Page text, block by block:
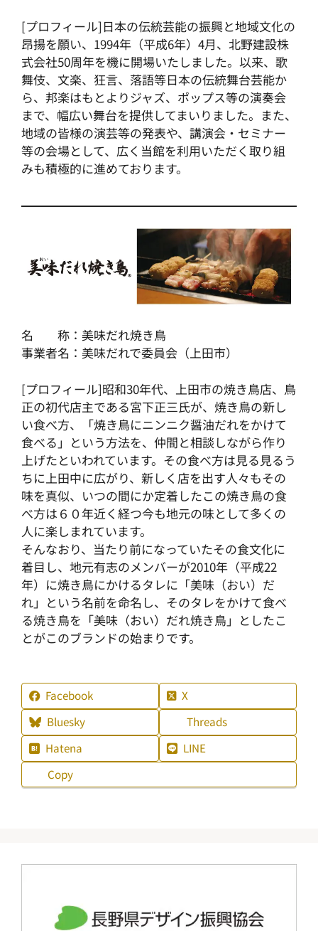
[プロフィール]日本の伝統芸能の振興と地域文化の
昂揚を願い、1994年（平成6年）4月、北野建設株
式会社50周年を機に開場いたしました。以来、歌
舞伎、文楽、狂言、落語等日本の伝統舞台芸能か
ら、邦楽はもとよりジャズ、ポップス等の演奏会
まで、幅広い舞台を提供してまいりました。また、
地域の皆様の演芸等の発表や、講演会・セミナー
等の会場として、広く当館を利用いただく取り組
みも積極的に進めております。
名 称：美味だれ焼き鳥
事業者名：美味だれで委員会（上田市）
[プロフィール]昭和30年代、上田市の焼き鳥店、鳥
正の初代店主である宮下正三氏が、焼き鳥の新し
い食べ方、「焼き鳥にニンニク醤油だれをかけて
食べる」という方法を、仲間と相談しながら作り
上げたといわれています。その食べ方は見る見るう
ちに上田中に広がり、新しく店を出す人々もその
味を真似、いつの間にか定着したこの焼き鳥の食
べ方は６０年近く経つ今も地元の味として多くの
人に楽しまれています。
そんなおり、当たり前になっていたその食文化に
着目し、地元有志のメンバーが2010年（平成22
年）に焼き鳥にかけるタレに「美味（おい）だ
れ」という名前を命名し、そのタレをかけて食べ
る焼き鳥を「美味（おい）だれ焼き鳥」としたこ
とがこのブランドの始まりです。
Facebook
X
Bluesky
Threads
Hatena
LINE
Copy